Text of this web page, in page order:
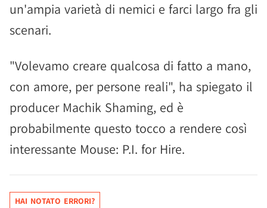
un'ampia varietà di nemici e farci largo fra gli
scenari.
"Volevamo creare qualcosa di fatto a mano,
con amore, per persone reali", ha spiegato il
producer Machik Shaming, ed è
probabilmente questo tocco a rendere così
interessante Mouse: P.I. for Hire.
HAI NOTATO ERRORI?